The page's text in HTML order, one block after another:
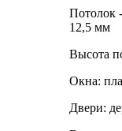
Потолок
12,5 мм
Высота
Окна:
Двери: